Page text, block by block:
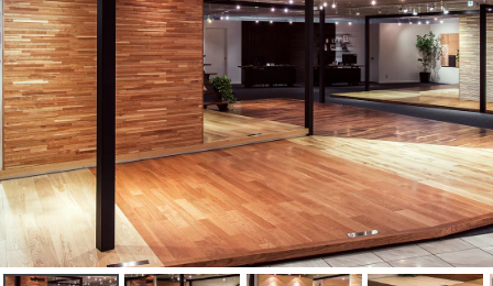
リフォーム REFORM
ショールーム SHOWROOM
会社情報 COMPANY INFO
お客様窓口 SUPPORT